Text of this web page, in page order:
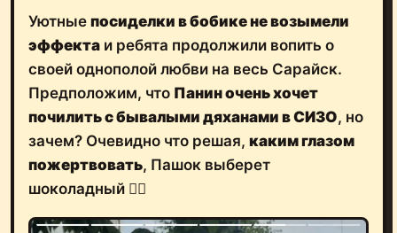
Уютные посиделки в бобике не возымели
эффекта и ребята продолжили вопить о
своей однополой любви на весь Сарайск.
Предположим, что Панин очень хочет
почилить с бывалыми дяханами в СИЗО, но
зачем? Очевидно что решая, каким глазом
пожертвовать, Пашок выберет
шоколадный 🤷‍♂️